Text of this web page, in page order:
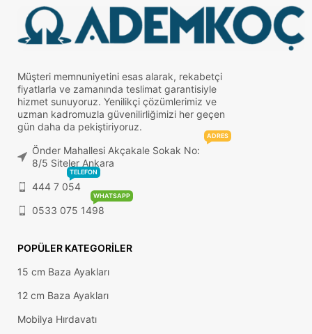
Müşteri memnuniyetini esas alarak, rekabetçi
fiyatlarla ve zamanında teslimat garantisiyle
hizmet sunuyoruz. Yenilikçi çözümlerimiz ve
uzman kadromuzla güvenilirliğimizi her geçen
gün daha da pekiştiriyoruz.
Önder Mahallesi Akçakale Sokak No:
8/5 Siteler Ankara
ADRES
444 7 054
TELEFON
0533 075 1498
WHATSAPP
POPÜLER KATEGORILER
15 cm Baza Ayakları
12 cm Baza Ayakları
Mobilya Hırdavatı